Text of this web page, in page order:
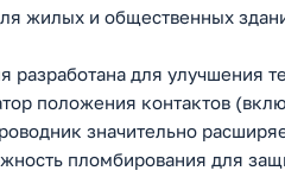
жилых и общественных
разработана для улучшения
положения контактов
значительно
пломбирования для